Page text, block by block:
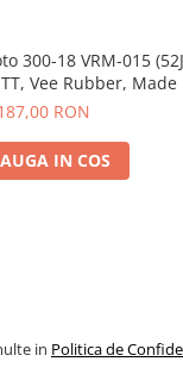
300-18 VRM-015
TT, Vee Rubber,
Thailand
RON
IN COS
in Politica de